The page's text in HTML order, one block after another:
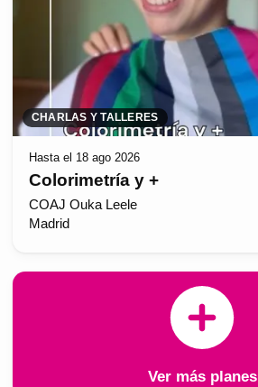
CHARLAS Y TALLERES
Hasta el 18 ago 2026
Colorimetría y +
COAJ Ouka Leele
Madrid
Ver más planes